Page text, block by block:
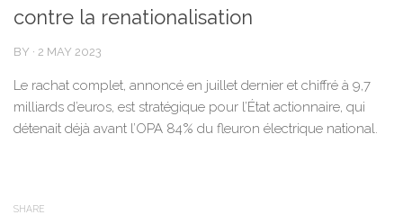
contre la renationalisation
BY · 2 MAY 2023
Le rachat complet, annoncé en juillet dernier et chiffré à 9,7
milliards d’euros, est stratégique pour l’État actionnaire, qui
détenait déjà avant l’OPA 84% du fleuron électrique national.
SHARE